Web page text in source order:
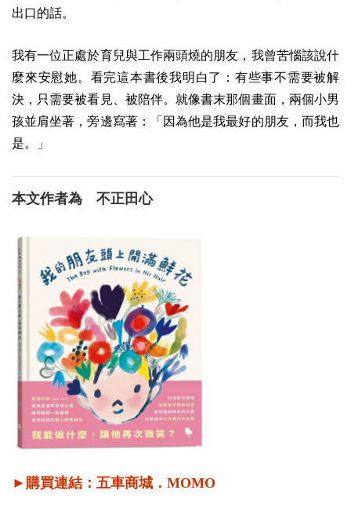
出口的話。
我有一位正處於育兒與工作兩頭燒的朋友，我曾苦惱該說什
麼來安慰她。看完這本書後我明白了：有些事不需要被解
決，只需要被看見、被陪伴。就像書末那個畫面，兩個小男
孩並肩坐著，旁邊寫著：「因為他是我最好的朋友，而我也
是。」
本文作者為 不正田心
►購買連結： 五車商城 ． MOMO